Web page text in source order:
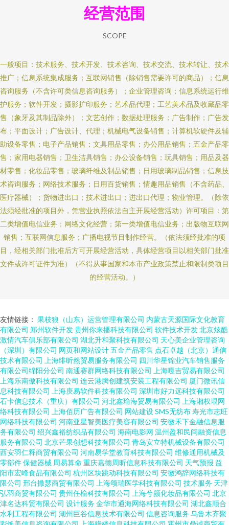
经营范围
SCOPE
一般项目：技术服务、技术开发、技术咨询、技术交流、技术转让、技术
推广；信息系统集成服务；互联网销售（除销售需要许可的商品）；信息
咨询服务（不含许可类信息咨询服务）；企业管理咨询；信息系统运行维
护服务；软件开发；摄影扩印服务；艺术品代理；工艺美术品及收藏品零
售（象牙及其制品除外）；文艺创作；数据处理服务；广告制作；广告发
布；平面设计；广告设计、代理；机械电气设备销售；计算机软硬件及辅
助设备零售；电子产品销售；文具用品零售；办公用品销售；五金产品零
售；家用电器销售；卫生洁具销售；办公设备销售；玩具销售；用品及器
材零售；化妆品零售；玻璃纤维及制品销售；日用玻璃制品销售；信息技
术咨询服务；网络技术服务；日用百货销售；情趣用品销售（不含药品、
医疗器械）；货物进出口；技术进出口；进出口代理；物业管理。（除依
法须经批准的项目外，凭营业执照依法自主开展经营活动）许可项目：第
二类增值电信业务；网络文化经营；第一类增值电信业务；出版物互联网
销售；互联网信息服务；广播电视节目制作经营。（依法须经批准的项
目，经相关部门批准后方可开展经营活动，具体经营项目以相关部门批准
文件或许可证件为准）（不得从事国家和本市产业政策禁止和限制类项目
的经营活动。）
友情链接： 果枝狼（山东）运营管理有限公司 内蒙古天源国际文化教育
有限公司 郑州软件开发贵州你来播科技有限公司 软件技术开发北京炫酷
激情汽车俱乐部有限公司 湖北升和聚科技有限公司 天心美企业管理咨询
（深圳）有限公司 网页和网站设计五金产品零售 点石卓越（北京）通信
技术有限公司
上海绯昕然贸易服务有限公司 四川华星锦业汽车销售服务
有限公司绵阳分公司 南通赛群网络科技有限公司
上海嘎吉贸易有限公司
上海乐南傲科技有限公司 连云港腾创建筑安装工程有限公司 厦门微讯信
息科技有限公司
上海庚易软件科技有限公司 深圳市好力远科技有限公司
石卡信息技术（重庆）有限公司 河北鑫瑜海贸易有限公司
上海湘权垠网
络科技有限公司
上海佰历广告有限公司 网站建设SMS无纺布寿光市志旺
网络科技有限公司 河南亚星智美医疗美容有限公司 安徽禾下金融信息服
务有限公司 绍兴鑫裕纺织品有限公司 海南电影网 温州盈和民间融资信息
服务有限公司 北京芒果创想科技有限公司 青岛安立特机械设备有限公司
西安羽仁释商贸有限公司 河南易学堂教育科技有限公司 维修通用机械及
零部件保健器械 周易算命重庆嘉德周昕信息科技有限公司 天气预报 益
阳市宏峰食品有限公司 杭州区块跳动科技有限公司 安徽鸿辞网络科技有
限公司 邢台撒瑟商贸有限公司 上海颂瑞医学科技有限公司 技术服务 天津
弘羽商贸有限公司 贵州任榆科技有限公司 上海兮颜化妆品有限公司 北京
津名达科贸有限公司 设计服务 金华市通海网络科技有限公司 湖北鑫顺合
水利工程有限公司 湖州巨谷信息技术有限公司 信息咨询服务 乌鲁木齐聚